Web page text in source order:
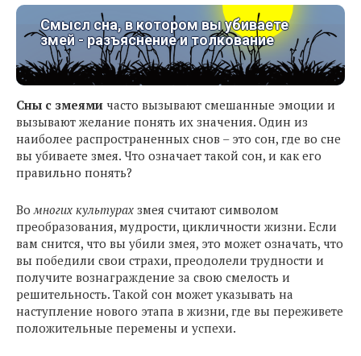
Смысл сна, в котором вы убиваете
змей - разъяснение и толкование
Сны с змеями часто вызывают смешанные эмоции и
вызывают желание понять их значения. Один из
наиболее распространенных снов – это сон, где во сне
вы убиваете змея. Что означает такой сон, и как его
правильно понять?
Вомногих культурах змея считают символом
преобразования, мудрости, цикличности жизни. Если
вам снится, что вы убили змея, это может означать, что
вы победили свои страхи, преодолели трудности и
получите вознаграждение за свою смелость и
решительность. Такой сон может указывать на
наступление нового этапа в жизни, где вы переживете
положительные перемены и успехи.